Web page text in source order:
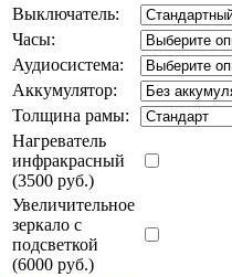
Выключатель:
Часы:
Аудиосистема:
Аккумулятор:
Толщина рамы:
Нагреватель
инфракрасный
(3500 руб.)
Увеличительное
зеркало с
подсветкой
(6000 руб.)